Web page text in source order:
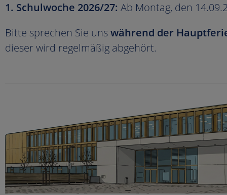
1. Schulwoche 2026/27: Ab Montag, den
Bitte sprechen Sie unswährend der
dieser wird regelmäßig abgehört.